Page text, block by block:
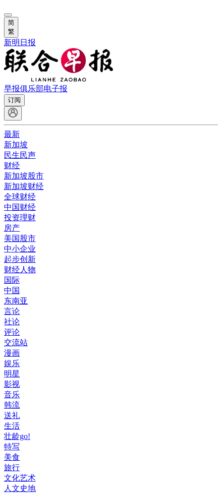
简
繁
新明日报
早报俱乐部电子报
订阅
最新
新加坡
民生民声
财经
新加坡股市
新加坡财经
全球财经
中国财经
投资理财
房产
美国股市
中小企业
起步创新
财经人物
国际
中国
东南亚
言论
社论
评论
交流站
漫画
娱乐
明星
影视
音乐
韩流
送礼
生活
壮龄go!
特写
美食
旅行
文化艺术
人文史地